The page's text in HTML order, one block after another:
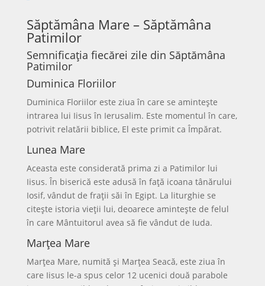
Săptămâna Mare – Săptămâna
Patimilor
Semnificația fiecărei zile din Săptămâna
Patimilor
Duminica Floriilor
Duminica Floriilor este ziua în care se amintește
intrarea lui Iisus în Ierusalim. Este momentul în care,
potrivit relatării biblice, El este primit ca Împărat.
Lunea Mare
Aceasta este considerată prima zi a Patimilor lui
Iisus. În biserică este adusă în față icoana tânărului
Iosif, vândut de frații săi în Egipt. La liturghie se
citește istoria vieții lui, deoarece amintește de felul
în care Mântuitorul avea să fie vândut de Iuda.
Marțea Mare
Marțea Mare, numită și Marțea Seacă, este ziua în
care Iisus le-a spus celor 12 ucenici două parabole